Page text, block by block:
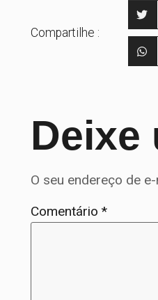
Compartilhe :
Deixe
O seu endereço de
Comentário*